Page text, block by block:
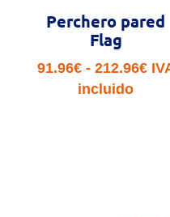
Perchero pared
Flag
91.96€ - 212.96€
incluido